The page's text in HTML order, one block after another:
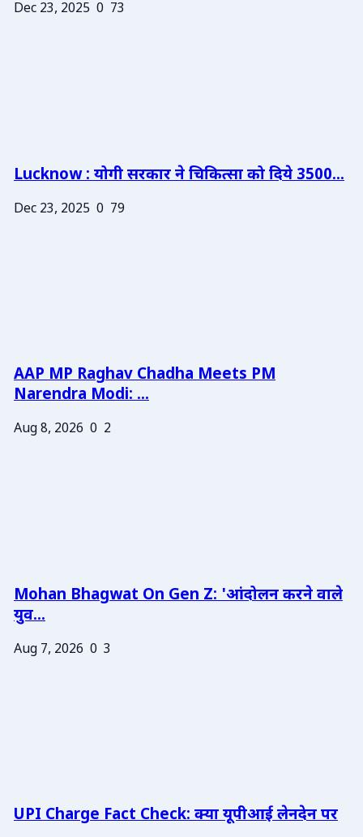
Dec 23, 2025 0 73
Lucknow : योगी सरकार ने चिकित्सा को दिये 3500...
Dec 23, 2025 0 79
AAP MP Raghav Chadha Meets PM
Narendra Modi: ...
Aug 8, 2026 0 2
Mohan Bhagwat On Gen Z: 'आंदोलन करने वाले
युव...
Aug 7, 2026 0 3
UPI Charge Fact Check: क्या यूपीआई लेनदेन पर